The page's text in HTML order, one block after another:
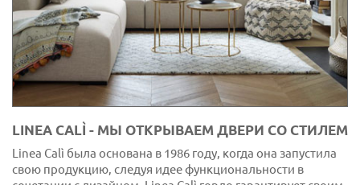
LINEA CALÌ - МЫ ОТКРЫВАЕМ ДВЕРИ СО СТИЛЕМ
Linea Calì была основана в 1986 году, когда она запустила
свою продукцию, следуя идее функциональности в